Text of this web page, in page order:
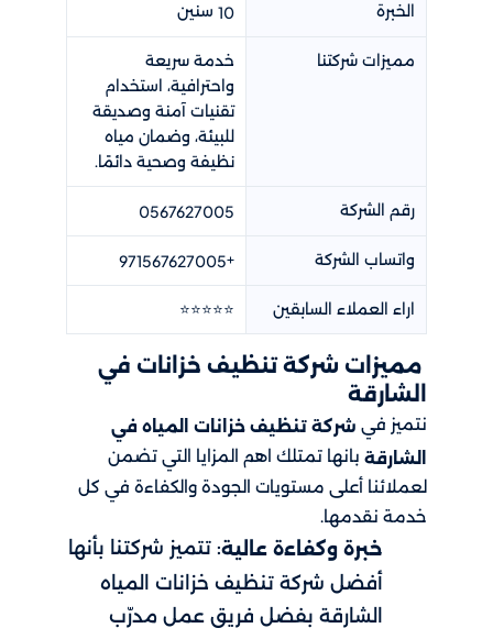
الخبرة 10 سنين
مميزات شركتنا
خدمة سريعة
واحترافية، استخدام
تقنيات آمنة وصديقة
للبيئة، وضمان مياه
نظيفة وصحية دائمًا.
رقم الشركة 0567627005
واتساب الشركة +
971567627005
اراء العملاء السابقين ⭐⭐⭐⭐⭐
مميزات شركة تنظيف خزانات في
الشارقة
نتميز في شركة تنظيف خزانات المياه في
الشارقة بانها تمتلك اهم المزايا التي تضمن
لعملائنا أعلى مستويات الجودة والكفاءة في كل
خدمة نقدمها.
خبرة وكفاءة عالية: تتميز شركتنا بأنها
أفضل شركة تنظيف خزانات المياه
الشارقة بفضل فريق عمل مدرّب